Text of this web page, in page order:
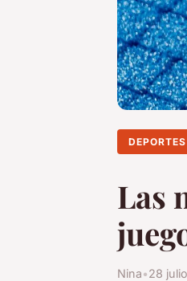
DEPORTES
Las
Nina•28